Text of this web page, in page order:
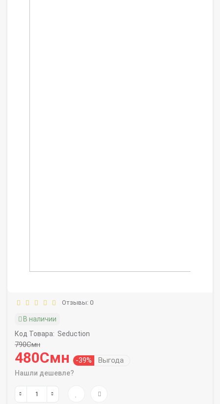
Отзывы: 0
В наличии
Код Товара: Seduction
790Смн
480Смн -39% Выгода
Нашли дешевле?